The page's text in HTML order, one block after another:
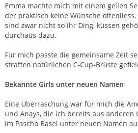
Emma machte mich mit einem geilen
der praktisch keine Wünsche
sind zwar nicht so ihr Ding, küssen
durchaus dazu.
Für mich passte die gemeinsame Zeit
straffen natürlichen C-Cup-Brüste
Bekannte Girls unter neuen Namen
Eine Überraschung war für mich die
und Anays, die ich bereits aus anderen
im Pascha Basel unter neuen Namen